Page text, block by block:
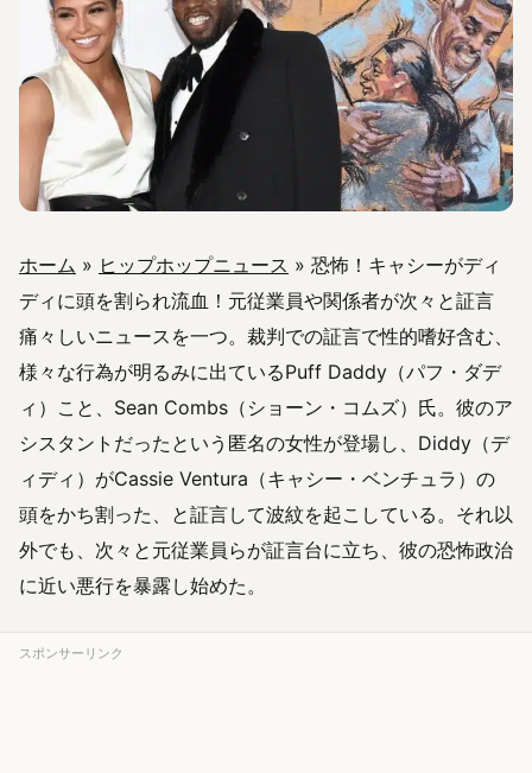
ホーム » ヒップホップニュース » 恐怖！キャシーがディ
ディに頭を割られ流血！元従業員や関係者が次々と証言
痛々しいニュースを一つ。裁判での証言で性的嗜好含む、
様々な行為が明るみに出ているPuff Daddy（パフ・ダデ
ィ）こと、Sean Combs（ショーン・コムズ）氏。彼のア
シスタントだったという匿名の女性が登場し、Diddy（デ
ィディ）がCassie Ventura（キャシー・ベンチュラ）の
頭をかち割った、と証言して波紋を起こしている。それ以
外でも、次々と元従業員らが証言台に立ち、彼の恐怖政治
に近い悪行を暴露し始めた。
スポンサーリンク